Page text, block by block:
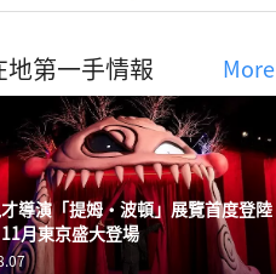
地第一手情報 More
導演「提姆・波頓」展覽首度登陸
月東京盛大登場